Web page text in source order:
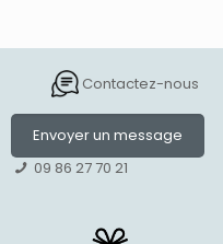
Contactez-nous
Envoyer un message
09 86 27 70 21